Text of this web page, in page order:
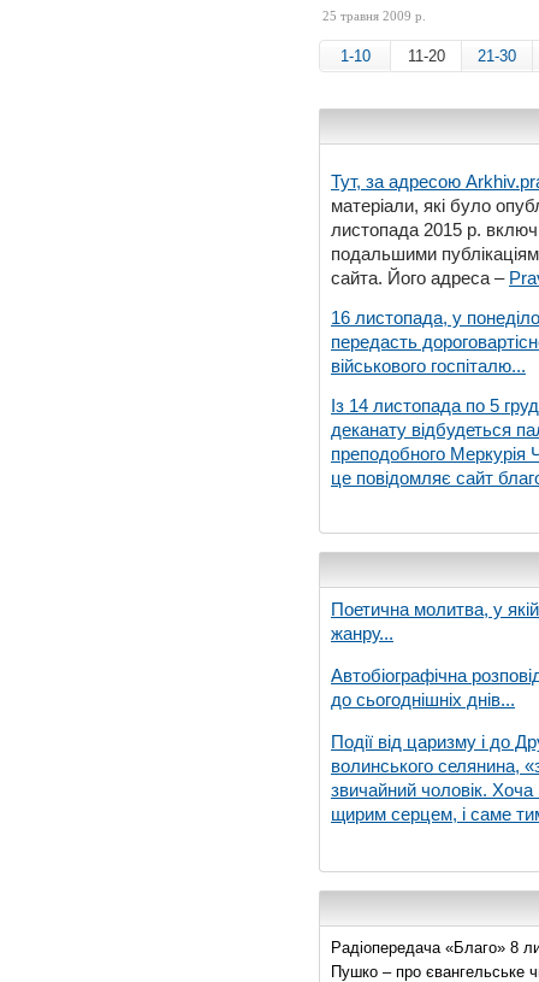
25 травня 2009 р.
1-10 11-20 21-30
Тут, за адресою
матеріали, які було
листопада 2015 р.
подальшими
сайта. Його адреса –
16 листопада, у
передасть
військового госпіталю...
Із 14 листопада по 5
деканату відбудеться
преподобного Меркурія
це повідомляє сайт
Поетична молитва, у
жанру...
Автобіографічна
до сьогоднішніх днів...
Події від царизму і до
волинського селянина,
звичайний чоловік. Хоча
щирим серцем, і саме
Радіопередача «Благо» 8
Пушко – про євангельське